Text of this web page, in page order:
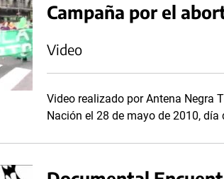
Campaña por el
Video
Video realizado por Antena Negra
Nación el 28 de mayo de 2010,